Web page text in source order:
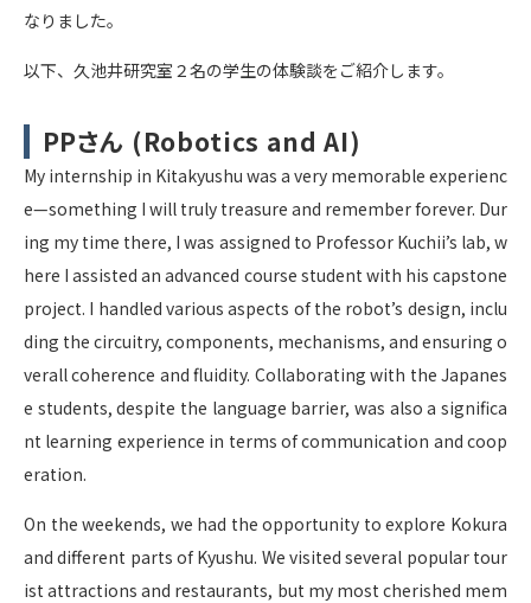
なりました。
以下、久池井研究室２名の学生の体験談をご紹介します。
PPさん (Robotics and AI)
My internship in Kitakyushu was a very memorable experienc
e—something I will truly treasure and remember forever. Dur
ing my time there, I was assigned to Professor Kuchii’s lab, w
here I assisted an advanced course student with his capstone
project. I handled various aspects of the robot’s design, inclu
ding the circuitry, components, mechanisms, and ensuring o
verall coherence and fluidity. Collaborating with the Japanes
e students, despite the language barrier, was also a significa
nt learning experience in terms of communication and coop
eration.
On the weekends, we had the opportunity to explore Kokura
and different parts of Kyushu. We visited several popular tour
ist attractions and restaurants, but my most cherished mem